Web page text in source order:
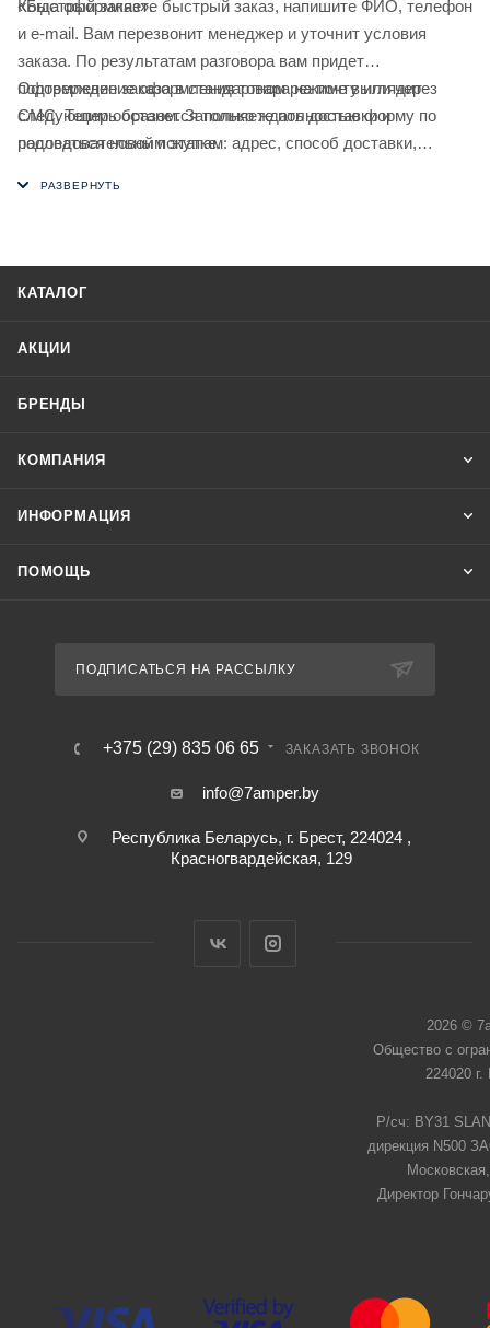
«Быстрый заказ».
Когда оформляете быстрый заказ, напишите ФИО, телефон
и e-mail. Вам перезвонит менеджер и уточнит условия
заказа. По результатам разговора вам придет
подтверждение оформления товара на почту или через
СМС. Теперь останется только ждать доставки и
радоваться новой покупке.
Оформление заказа в стандартном режиме выглядит
следующим образом. Заполняете полностью форму по
последовательным этапам: адрес, способ доставки,
КАТАЛОГ
АКЦИИ
БРЕНДЫ
КОМПАНИЯ
ИНФОРМАЦИЯ
ПОМОЩЬ
ПОДПИСАТЬСЯ НА РАССЫЛКУ
+375 (29) 835 06 65 ЗАКАЗАТЬ ЗВОНОК
info@7amper.by
Республика Беларусь, г. Брест, 224024 ,
Красногвардейская, 129
2026 ©
Общество с
224020
Р/сч: BY31
дирекция N500
Директор